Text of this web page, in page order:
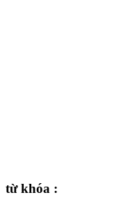
từ khóa :